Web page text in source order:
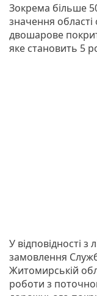
Зокрема більше
значення
двошарове
яке становить 5
У відповідності з
замовлення
Житомирській
роботи з